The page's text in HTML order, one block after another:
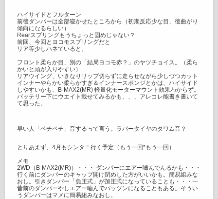
ハイサイドとフルターン
前後ダンパーは全部寝かせたところから（初期反応少な目、後曲がり
傾向になるらしい）
Rearスプリングもうちょっと固めじゃない？
前回、今回とヨコモスプリングだと
リア等少しハネていると。
フロント柔らか目、別の「結局ヨコモ赤？」のヤツチョイス。（柔ら
かいと頭が入りやすい）
リアウイング、いきなりリップ切らずに走らせながら少しづつカット
インナーやらかい柔らかすぎ＆インナースポンジとかは、ハイサイド
しやすいかも、B-MAX2(MR) 軽量化モーターマウント効果わからず。
バッテリー下にウエイト載せてみるかも、、、アレコレ能書き書いて
て思った。
早い人「ペチペチ」音するって言う。ラバータイヤのタワム音？
とりあえず、4月もシンタニ行く予定（もう一回*もう一回）
メモ
2WD（B-MAX2(MR)）・・・ ダンパーにエアー嚙んでんるかも・・・
行く前にダンパーのキャップ開け閉めした方がいいかも。簡易組みな
おし。引きダンパー「負圧式」が加圧式になっていることも・・・一
昔前のダンパーやしエアー嚙んでパッツンになることもある。そうい
うダンパーはマメに簡易組みなおし。